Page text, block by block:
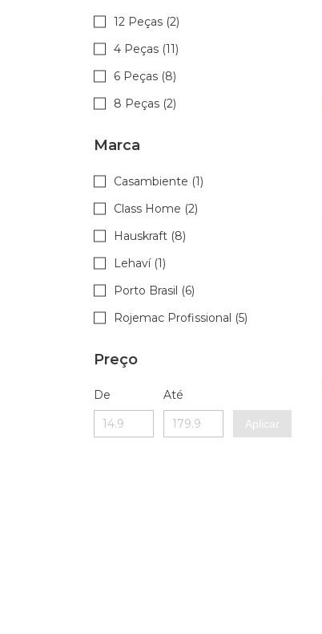
12 Peças (2)
4 Peças (11)
6 Peças (8)
8 Peças (2)
Marca
Casambiente (1)
Class Home (2)
Hauskraft (8)
Lehaví (1)
Porto Brasil (6)
Rojemac Profissional (5)
Preço
De Até
Aplicar